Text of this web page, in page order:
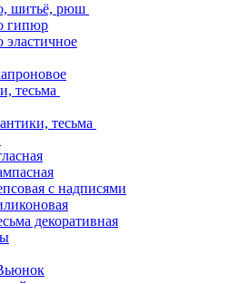
шитьё, рюш
гипюр
тесьма
тесьма
с надписями
декоративная